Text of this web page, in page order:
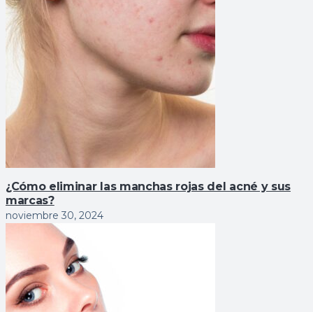
¿Cómo eliminar las manchas rojas del acné y sus
marcas?
noviembre 30, 2024